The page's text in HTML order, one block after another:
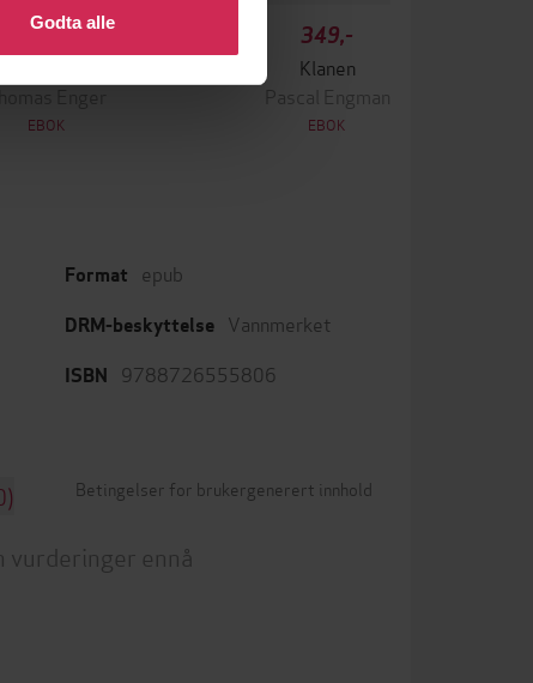
Godta alle
229,-
EBOK
349,-
Klanen
Pascal Engman
EBOK
Format epub
DRM-beskyttelse Vannmerket
ISBN 9788726555806
Betingelser for brukergenerert innhold
vurderinger ennå